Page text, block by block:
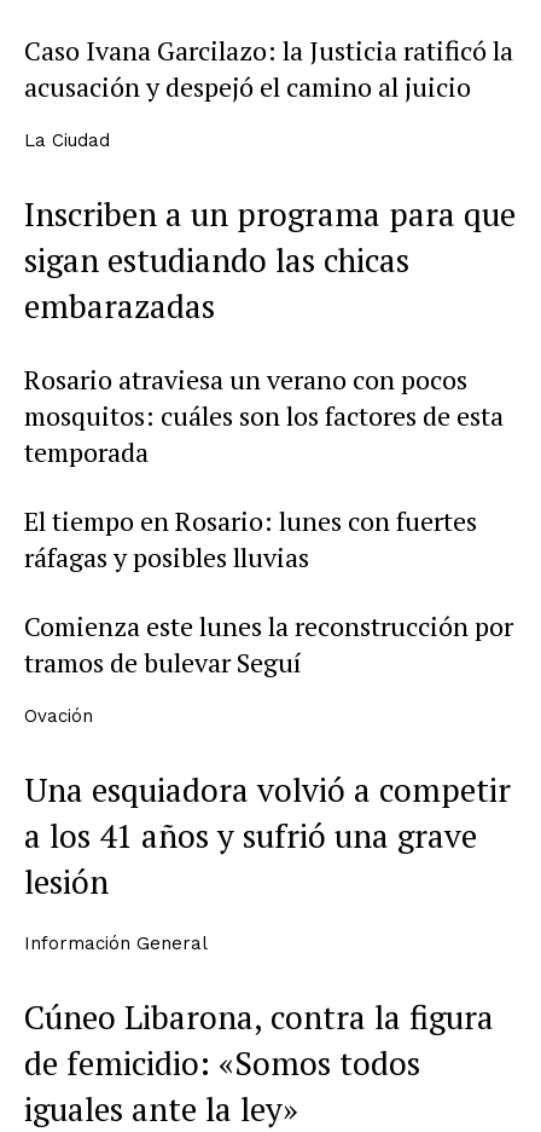
Caso Ivana Garcilazo: la Justicia ratificó la
acusación y despejó el camino al juicio
La Ciudad
Inscriben a un programa para que
sigan estudiando las chicas
embarazadas
Rosario atraviesa un verano con pocos
mosquitos: cuáles son los factores de esta
temporada
El tiempo en Rosario: lunes con fuertes
ráfagas y posibles lluvias
Comienza este lunes la reconstrucción por
tramos de bulevar Seguí
Ovación
Una esquiadora volvió a competir
a los 41 años y sufrió una grave
lesión
Información General
Cúneo Libarona, contra la figura
de femicidio: «Somos todos
iguales ante la ley»